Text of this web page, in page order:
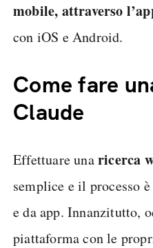
mobile, attraverso
con iOS e Android.
Come fare
Claude
Effettuare unaricerca
semplice e il processo
e da app. Innanzitutto,
piattaforma con le